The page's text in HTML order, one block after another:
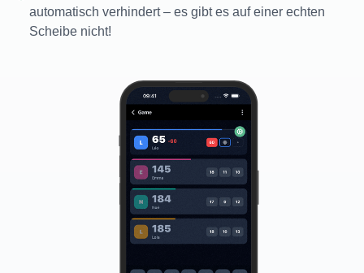
automatisch verhindert – es gibt es auf einer echten
Scheibe nicht!